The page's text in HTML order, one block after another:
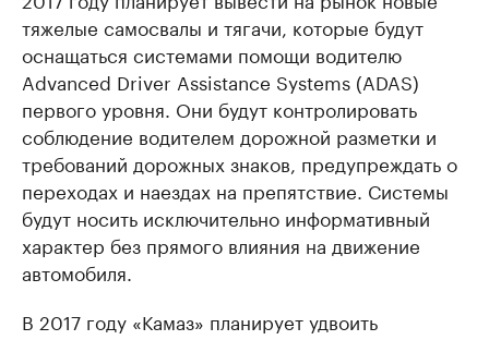
тяжелые самосвалы и тягачи, которые будут
оснащаться системами помощи водителю
Advanced Driver Assistance Systems (ADAS)
первого уровня. Они будут контролировать
соблюдение водителем дорожной разметки и
требований дорожных знаков, предупреждать о
переходах и наездах на препятствие. Системы
будут носить исключительно информативный
характер без прямого влияния на движение
автомобиля.
В 2017 году «Камаз» планирует удвоить